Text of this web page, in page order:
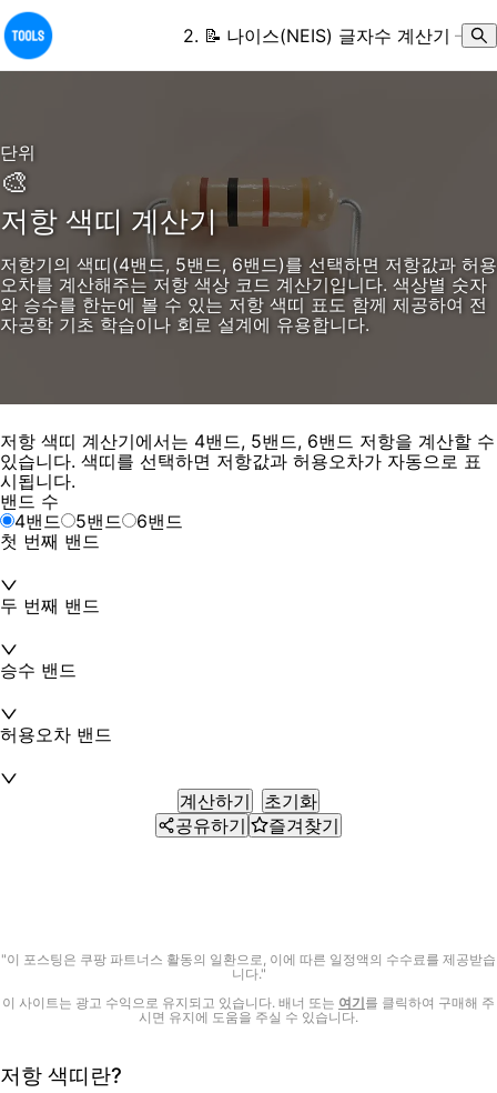
2. 📝 나이스(NEIS) 글자수 계산기 –
단위
🎨
저항 색띠 계산기
저항기의 색띠(4밴드, 5밴드, 6밴드)를 선택하면 저항값과 허용
오차를 계산해주는 저항 색상 코드 계산기입니다. 색상별 숫자
와 승수를 한눈에 볼 수 있는 저항 색띠 표도 함께 제공하여 전
자공학 기초 학습이나 회로 설계에 유용합니다.
저항 색띠 계산기에서는 4밴드, 5밴드, 6밴드 저항을 계산할 수
있습니다. 색띠를 선택하면 저항값과 허용오차가 자동으로 표
시됩니다.
밴드 수
4밴드
5밴드
6밴드
첫 번째 밴드
두 번째 밴드
승수 밴드
허용오차 밴드
계산하기
초기화
공유하기
즐겨찾기
"이 포스팅은 쿠팡 파트너스 활동의 일환으로, 이에 따른 일정액의 수수료를 제공받습
니다."
이 사이트는 광고 수익으로 유지되고 있습니다. 배너 또는 여기를 클릭하여 구매해 주
시면 유지에 도움을 주실 수 있습니다.
저항 색띠란?